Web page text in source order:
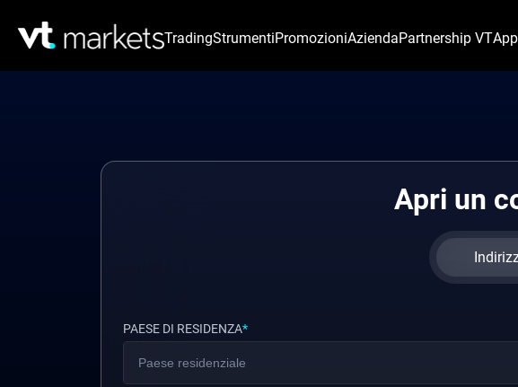
TradingStrumentiPromozioniAziendaPartnership VT
Apri un
PAESE DI RESIDENZA*